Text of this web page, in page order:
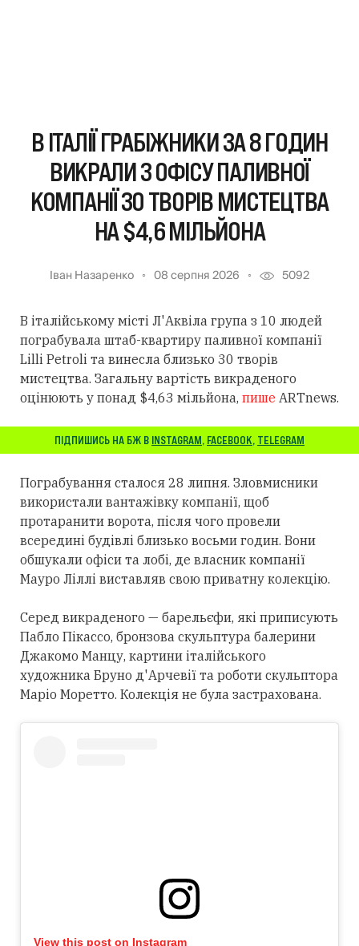
В ІТАЛІЇ ГРАБІЖНИКИ ЗА 8 ГОДИН
ВИКРАЛИ З ОФІСУ ПАЛИВНОЇ
КОМПАНІЇ 30 ТВОРІВ МИСТЕЦТВА
НА $4,6 МІЛЬЙОНА
Іван Назаренко 08 серпня 2026 5092
В італійському місті Л'Аквіла група з 10 людей
пограбувала штаб-квартиру паливної компанії
Lilli Petroli та винесла близько 30 творів
мистецтва. Загальну вартість викраденого
оцінюють у понад $4,63 мільйона, пише ARTnews.
ПІДПИШИСЬ НА БЖ В INSTAGRAM, FACEBOOK, TELEGRAM
Пограбування сталося 28 липня. Зловмисники
використали вантажівку компанії, щоб
протаранити ворота, після чого провели
всередині будівлі близько восьми годин. Вони
обшукали офіси та лобі, де власник компанії
Мауро Ліллі виставляв свою приватну колекцію.
Серед викраденого — барельєфи, які приписують
Пабло Пікассо, бронзова скульптура балерини
Джакомо Манцу, картини італійського
художника Бруно д'Арчевії та роботи скульптора
Маріо Моретто. Колекція не була застрахована.
View this post on Instagram